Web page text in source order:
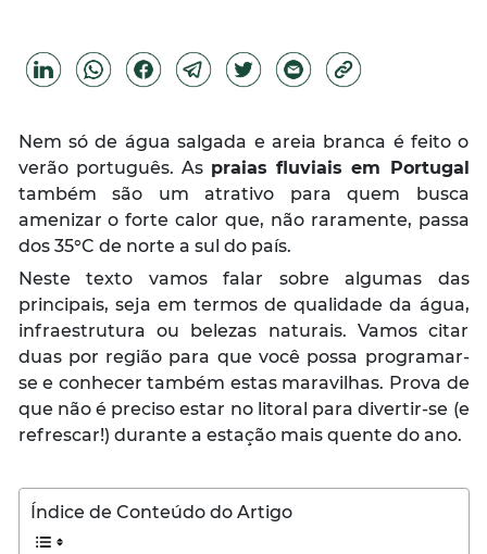
Nem só de água salgada e areia branca é feito o
verão português. As praias fluviais em Portugal
também são um atrativo para quem busca
amenizar o forte calor que, não raramente, passa
dos 35°C de norte a sul do país.
Neste texto vamos falar sobre algumas das
principais, seja em termos de qualidade da água,
infraestrutura ou belezas naturais. Vamos citar
duas por região para que você possa programar-
se e conhecer também estas maravilhas. Prova de
que não é preciso estar no litoral para divertir-se (e
refrescar!) durante a estação mais quente do ano.
Índice de Conteúdo do Artigo